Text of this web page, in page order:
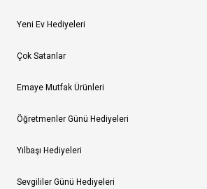
Yeni Ev Hediyeleri
Çok Satanlar
Emaye Mutfak Ürünleri
Öğretmenler Günü Hediyeleri
Yılbaşı Hediyeleri
Sevgililer Günü Hediyeleri